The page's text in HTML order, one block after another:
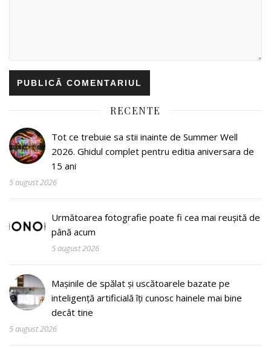
RECENTE
Tot ce trebuie sa stii inainte de Summer Well
2026. Ghidul complet pentru editia aniversara de
15 ani
5 august 2026
Următoarea fotografie poate fi cea mai reușită de
până acum
5 august 2026
Mașinile de spălat și uscătoarele bazate pe
inteligență artificială îți cunosc hainele mai bine
decât tine
5 august 2026